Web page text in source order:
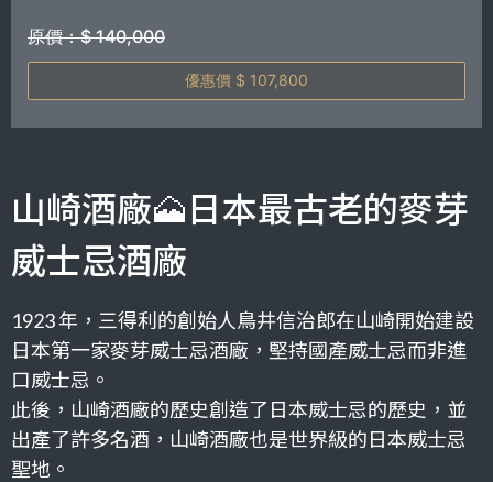
原價：$ 140,000
優惠價 $ 107,800
山崎酒廠🗻日本最古老的麥芽
威士忌酒廠
1923 年，三得利的創始人鳥井信治郎在山崎開始建設
日本第一家麥芽威士忌酒廠，堅持國產威士忌而非進
口威士忌。
此後，山崎酒廠的歷史創造了日本威士忌的歷史，並
出產了許多名酒，山崎酒廠也是世界級的日本威士忌
聖地。